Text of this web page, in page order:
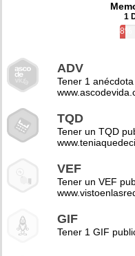
1
8%
ADV
Tener 1
TQD
Tener un TQD
VEF
Tener un VEF
GIF
Tener 1 GIF